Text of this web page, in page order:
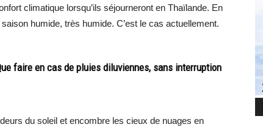
climatique lorsqu’ils séjourneront en Thaïlande. En
humide, très humide. C’est le cas actuellement.
faire en cas de pluies diluviennes, sans interruption
du soleil et encombre les cieux de nuages en